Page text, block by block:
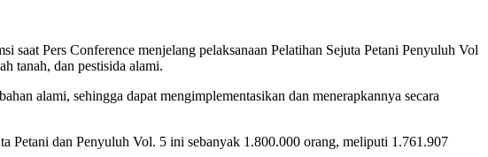
Pers Conference menjelang pelaksanaan Pelatihan Sejuta Petani Penyuluh Vol
tanah, dan pestisida alami.
alami, sehingga dapat mengimplementasikan dan menerapkannya secara
Petani dan Penyuluh Vol. 5 ini sebanyak 1.800.000 orang, meliputi 1.761.907